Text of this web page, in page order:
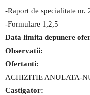
-Raport de specialitate nr.
-Formulare 1,2,5
Data limita depunere
Observatii:
Ofertanti:
ACHIZITIE ANULATA-
Castigator: